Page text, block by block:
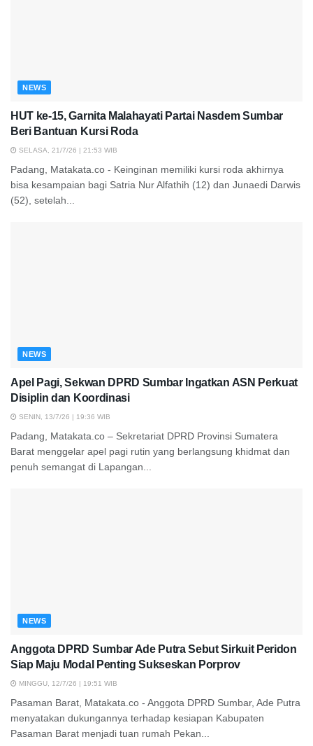
NEWS
HUT ke-15, Garnita Malahayati Partai Nasdem Sumbar
Beri Bantuan Kursi Roda
SELASA, 21/7/26 | 21:53 WIB
Padang, Matakata.co - Keinginan memiliki kursi roda akhirnya
bisa kesampaian bagi Satria Nur Alfathih (12) dan Junaedi Darwis
(52), setelah...
NEWS
Apel Pagi, Sekwan DPRD Sumbar Ingatkan ASN Perkuat
Disiplin dan Koordinasi
SENIN, 13/7/26 | 19:36 WIB
Padang, Matakata.co – Sekretariat DPRD Provinsi Sumatera
Barat menggelar apel pagi rutin yang berlangsung khidmat dan
penuh semangat di Lapangan...
NEWS
Anggota DPRD Sumbar Ade Putra Sebut Sirkuit Peridon
Siap Maju Modal Penting Sukseskan Porprov
MINGGU, 12/7/26 | 19:51 WIB
Pasaman Barat, Matakata.co - Anggota DPRD Sumbar, Ade Putra
menyatakan dukungannya terhadap kesiapan Kabupaten
Pasaman Barat menjadi tuan rumah Pekan...